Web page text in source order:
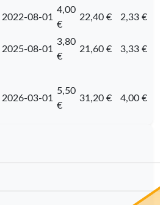
2022-08-01
4,00
€
22,40 € 2,33 €
2025-08-01
3,80
€
21,60 € 3,33 €
2026-03-01
5,50
€
31,20 € 4,00 €